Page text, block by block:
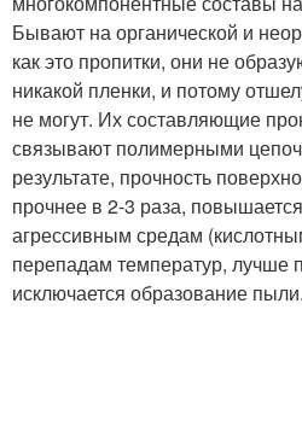
Бывают на органической и
как это пропитки, они не
никакой пленки, и потому
не могут. Их составляющие
связывают полимерными
результате, прочность
прочнее в 2-3 раза, повышается
агрессивным средам
перепадам температур, лучше
исключается образование пыли.